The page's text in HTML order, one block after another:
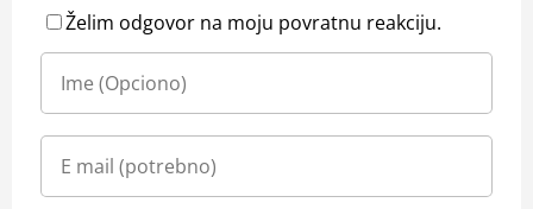
Želim odgovor na moju povratnu reakciju.